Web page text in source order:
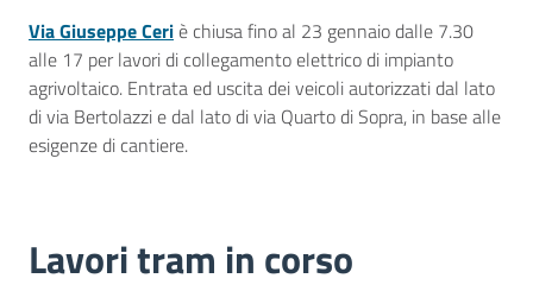
Via Giuseppe Ceriè chiusa fino al 23 gennaio dalle 7.30
alle 17 per lavori di collegamento elettrico di impianto
agrivoltaico. Entrata ed uscita dei veicoli autorizzati dal lato
di via Bertolazzi e dal lato di via Quarto di Sopra, in base alle
esigenze di cantiere.
Lavori tram in corso